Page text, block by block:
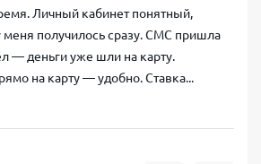
Личный кабинет понятный,
меня получилось сразу. СМС пришла
— деньги уже шли на карту.
на карту — удобно. Ставка...